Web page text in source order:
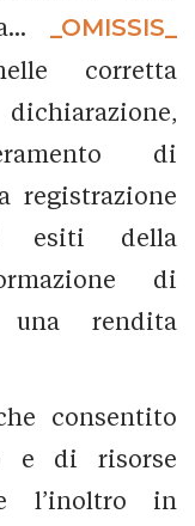
_OMISSIS_
corretta
di
registrazione
esiti della
di
rendita
consentito
e di risorse
l’inoltro in